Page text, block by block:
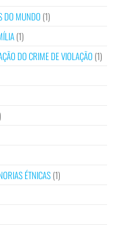
DO MUNDO (1)
(1)
DO CRIME DE VIOLAÇÃO (1)
ÉTNICAS(1)